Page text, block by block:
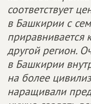
соответствует
в Башкирии с
приравнивается
другой регион.
в Башкирии
на более
наращивали